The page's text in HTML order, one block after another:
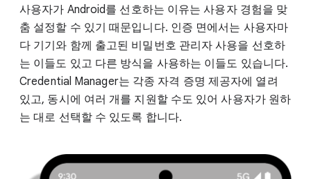
사용자가 Android를 선호하는 이유는 사용자 경험을 맞
춤 설정할 수 있기 때문입니다. 인증 면에서는 사용자마
다 기기와 함께 출고된 비밀번호 관리자 사용을 선호하
는 이들도 있고 다른 방식을 사용하는 이들도 있습니다.
Credential Manager는 각종 자격 증명 제공자에 열려
있고, 동시에 여러 개를 지원할 수도 있어 사용자가 원하
는 대로 선택할 수 있도록 합니다.